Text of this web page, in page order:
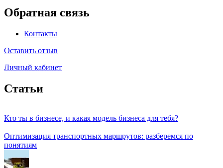
Обратная связь
Контакты
Оставить отзыв
Личный кабинет
Статьи
Кто ты в бизнесе, и какая модель бизнеса для тебя?
Оптимизация транспортных маршрутов: разберемся по
понятиям